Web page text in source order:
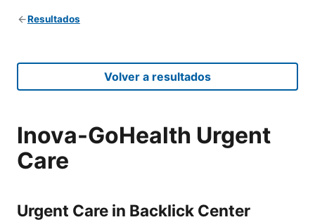
Resultados
Volver a resultados
Inova-GoHealth Urgent
Care
Urgent Care in Backlick Center